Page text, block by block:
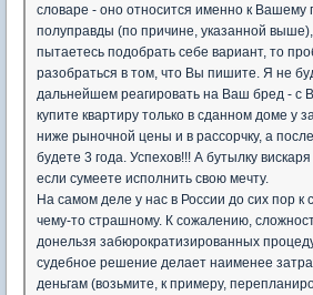
словаре - оно относится именно к Вашему
полуправды (по причине, указанной
пытаетесь подобрать себе вариант, то
разобраться в том, что Вы пишите. Я не
дальнейшем реагировать на Ваш бред - с
купите квартиру только в сданном доме у
ниже рыночной цены и в рассорчку, а
будете 3 года. Успехов!!! А бутылку
если сумеете исполнить свою мечту.
На самом деле у нас в России до сих пор к
чему-то страшному. К сожалению,
донельзя забюрократизированных
судебное решение делает наименее
деньгам (возьмите, к примеру,